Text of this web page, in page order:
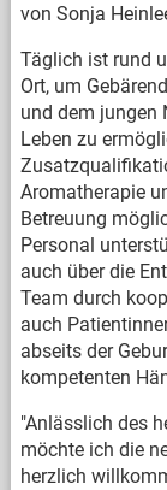
von Sonja
Täglich ist rund
Ort, um
und dem jungen
Leben zu
Aromatherapie
Betreuung
Personal
auch über die
Team durch
auch
abseits der
kompetenten
"Anlässlich des
möchte ich die
herzlich